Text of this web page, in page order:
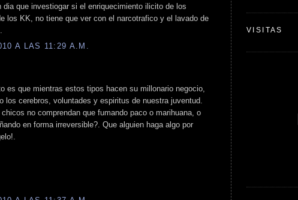
dia que investiogar si el enriquecimiento ilicito de los
los KK, no tiene que ver con el narcotrafico y el lavado de
A LAS 11:29 A.M.
es que mientras estos tipos hacen su millonario negocio,
los cerebros, voluntades y espiritus de nuestra juventud.
no comprendan que fumando paco o marihuana, o
en forma irreversible?. Que alguien haga algo por
VISITAS